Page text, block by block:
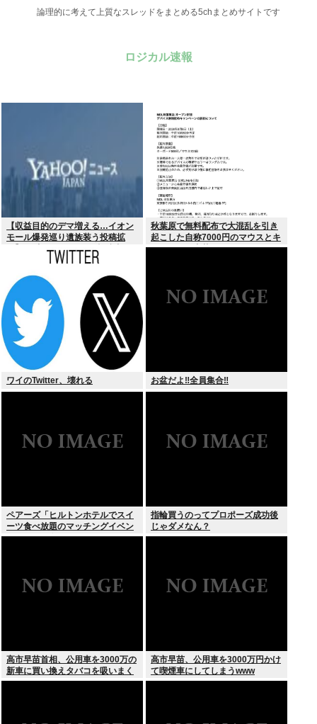
論理的に考えて上質なスレッドをまとめる5chまとめサイトです
ロジカル速報
【収益目的のデマ増える…イオン
モール爆発巡り遺族装う投稿拡
散】X（旧ツイッター）投稿者
「閲覧数稼ぎや承認欲求止まらな
秋葉原で無料配布で大混乱を引き
起こした自称7000円のマウスとキ
ーボード、中華サイトで1500円で
ワイのTwitter、壊れる お盆だよ‼全員集合‼
ペアーズ「ヒルトンホテルでスイ
ーツ食べ放題のマッチングイベン
トやるぞ。女2500円男7000円
指輪買うのってプロポーズ成功後
じゃダメなん？
高市早苗首相、公用車を3000万の
新車に買い換えタバコを吸いまく
っていた
高市早苗、公用車を3000万円かけ
て喫煙車にしてしまうwww